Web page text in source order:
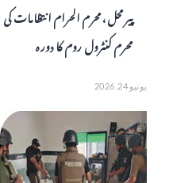
پیر محل، محرم الحرام انتظامات
محرم کنٹرول روم کا دورہ
يونيو 24, 2026